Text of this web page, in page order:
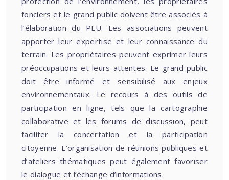
fonciers et le grand public doivent être associés à
l’élaboration du PLU. Les associations peuvent
apporter leur expertise et leur connaissance du
terrain. Les propriétaires peuvent exprimer leurs
préoccupations et leurs attentes. Le grand public
doit être informé et sensibilisé aux enjeux
environnementaux. Le recours à des outils de
participation en ligne, tels que la cartographie
collaborative et les forums de discussion, peut
faciliter la concertation et la participation
citoyenne. L’organisation de réunions publiques et
d’ateliers thématiques peut également favoriser
le dialogue et l’échange d’informations.